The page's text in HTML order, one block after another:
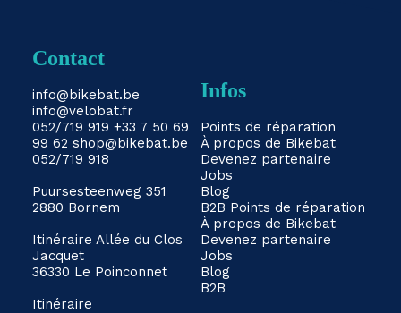
Contact
info@bikebat.be
info@velobat.fr
052/719 919 +33 7 50 69
99 62 shop@bikebat.be
052/719 918
Puursesteenweg 351
2880 Bornem
Itinéraire Allée du Clos
Jacquet
36330 Le Poinconnet
Itinéraire
Infos
Points de réparation
À propos de Bikebat
Devenez partenaire
Jobs
Blog
B2B Points de réparation
À propos de Bikebat
Devenez partenaire
Jobs
Blog
B2B